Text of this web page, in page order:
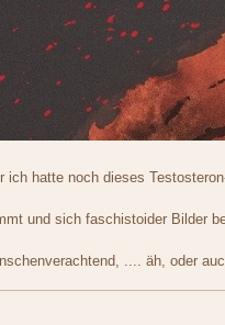
hatte noch dieses
und sich faschistoider
.... äh, oder